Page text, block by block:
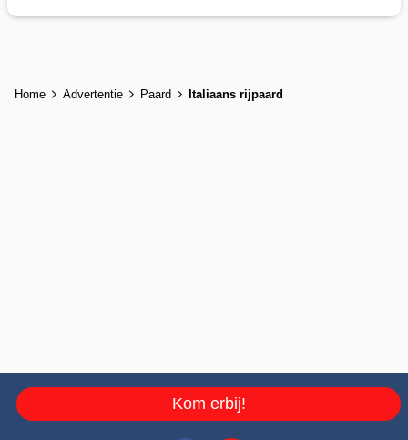
Home Advertentie Paard Italiaans rijpaard
Kom erbij!